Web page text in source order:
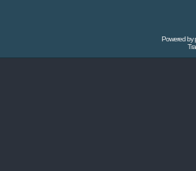
Powered by